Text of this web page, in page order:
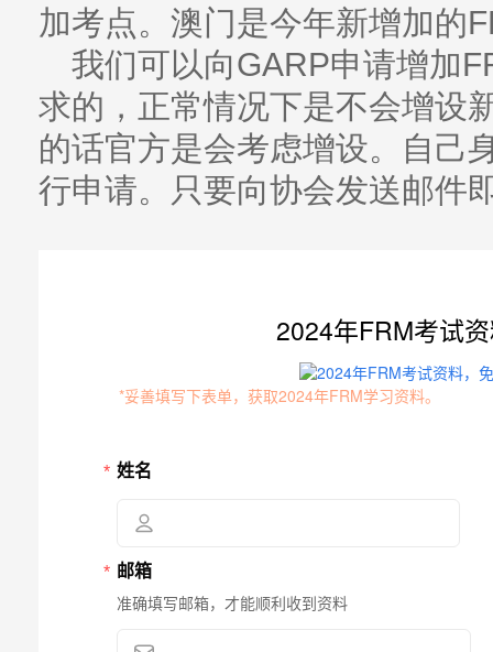
加考点。澳门是今年新增加的
我们可以向GARP申请增加
求的，正常情况下是不会增设
的话官方是会考虑增设。自己
行申请。只要向协会发送邮件